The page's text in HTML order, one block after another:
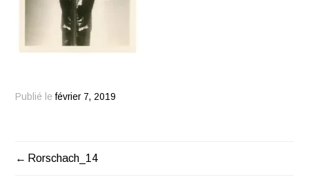
Publié lefévrier 7, 2019
NAVIGATION
Rorschach_14